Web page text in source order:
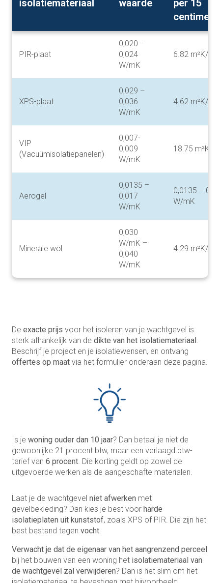
isolatiemateriaal
waarde
per 15
PIR-plaat
0,020 –
0,024
W/mK
6.82 m²K/W
XPS-plaat
0,029 –
0,036
W/mK
4.62 m²K/W
VIP
(Vacuümisolatiepanelen)
0,007-
0,009
W/mK
18.75 m²K/W
Aerogel
0,0135 –
0,017
W/mK
0,0135 –
W/mK
Minerale wol
0,030
W/mK –
0,040
W/mK
4.29 m²K/W
De exacte prijs voor het isoleren van je wachtgevel is
sterk afhankelijk van de dikte van het isolatiemateriaal.
Beschrijf je project en je isolatiewensen, en ontvang
offertes op maat via het formulier onderaan deze pagina.
Is je woning ouder dan 10 jaar? Dan betaal je niet de
gewoonlijke 21 procent btw, maar een verlaagd btw-
tarief van 6 procent. Die korting geldt op zowel de
uitgevoerde werken als de aangeschafte materialen.
Laat je de wachtgevel niet afwerken met
gevelbekleding? Dan kies je best voor harde
isolatieplaten uit kunststof, zoals XPS of PIR. Die zijn het
best bestand tegen vocht.
Verwacht je dat de eigenaar van het aangrenzend perceel
bij het bouwen van een woning het isolatiemateriaal van
de wachtgevel zal verwijderen? Dan is het slim om het